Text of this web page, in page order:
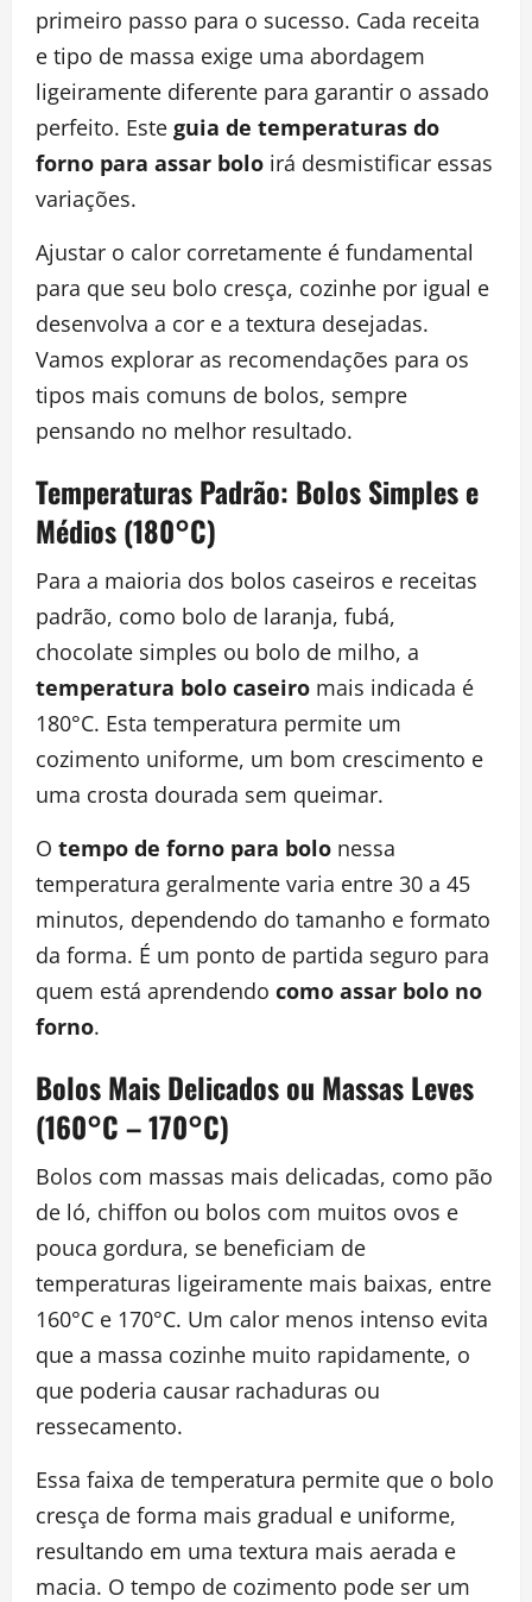
primeiro passo para o sucesso. Cada receita
e tipo de massa exige uma abordagem
ligeiramente diferente para garantir o assado
perfeito. Este guia de temperaturas do
forno para assar bolo irá desmistificar essas
variações.
Ajustar o calor corretamente é fundamental
para que seu bolo cresça, cozinhe por igual e
desenvolva a cor e a textura desejadas.
Vamos explorar as recomendações para os
tipos mais comuns de bolos, sempre
pensando no melhor resultado.
Temperaturas Padrão: Bolos Simples e
Médios (180°C)
Para a maioria dos bolos caseiros e receitas
padrão, como bolo de laranja, fubá,
chocolate simples ou bolo de milho, a
temperatura bolo caseiro mais indicada é
180°C. Esta temperatura permite um
cozimento uniforme, um bom crescimento e
uma crosta dourada sem queimar.
O tempo de forno para bolo nessa
temperatura geralmente varia entre 30 a 45
minutos, dependendo do tamanho e formato
da forma. É um ponto de partida seguro para
quem está aprendendo como assar bolo no
forno.
Bolos Mais Delicados ou Massas Leves
(160°C – 170°C)
Bolos com massas mais delicadas, como pão
de ló, chiffon ou bolos com muitos ovos e
pouca gordura, se beneficiam de
temperaturas ligeiramente mais baixas, entre
160°C e 170°C. Um calor menos intenso evita
que a massa cozinhe muito rapidamente, o
que poderia causar rachaduras ou
ressecamento.
Essa faixa de temperatura permite que o bolo
cresça de forma mais gradual e uniforme,
resultando em uma textura mais aerada e
macia. O tempo de cozimento pode ser um